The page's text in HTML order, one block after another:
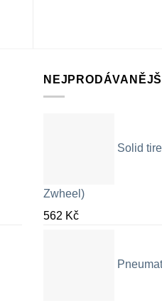
NEJPRODÁVANĚJŠÍ
Solid
Zwheel)
562 Kč